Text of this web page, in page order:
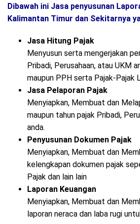
Dibawah ini Jasa penyusunan
Kalimantan Timur dan Sekitarnya
Jasa Hitung Pajak
Menyusun serta mengerjakan
Pribadi, Perusahaan, atau UKM
maupun PPH serta Pajak-Pajak
Jasa Pelaporan Pajak
Menyiapkan, Membuat dan
maupun tahun pajak Pribadi,
anda.
Penyusunan Dokumen Pajak
Menyiapkan, Membuat dan
kelengkapan dokumen pajak
Pajak dan lain lain
Laporan Keuangan
Menyiapkan, Membuat dan
laporan neraca dan laba rugi